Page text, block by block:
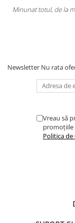
pana la calitatea
Newsletter Nu rata
Vreau să
promoțiile
Politica